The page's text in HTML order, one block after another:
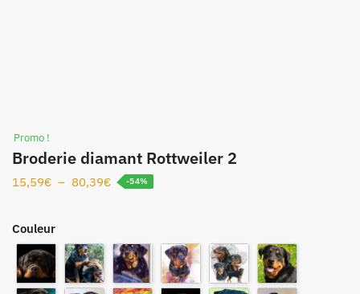
Promo !
Broderie diamant Rottweiler 2
15,59€ – 80,39€ -54%
Couleur